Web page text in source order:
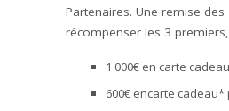
Partenaires. Une remise
récompenser les 3
1 000€ en carte
600€ encarte cadeau*